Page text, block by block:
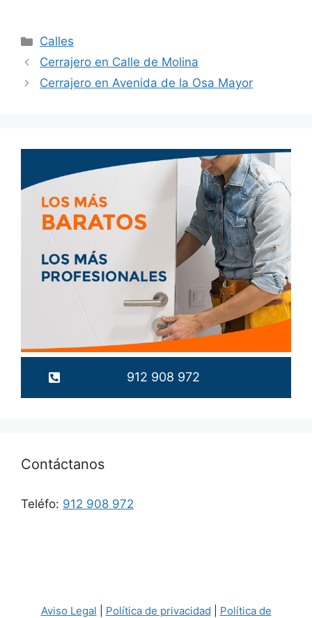
Calles
Cerrajero en Calle de Molina
Cerrajero en Avenida de la Osa Mayor
912 908 972
Contáctanos
Teléfo: 912 908 972
Aviso Legal Política de privacidad Política de